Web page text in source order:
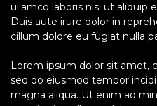
ullamco laboris nisi ut aliquip
Duis aute irure dolor in
cillum dolore eu fugiat nulla
Lorem ipsum dolor sit amet,
sed do eiusmod tempor
magna aliqua. Ut enim ad